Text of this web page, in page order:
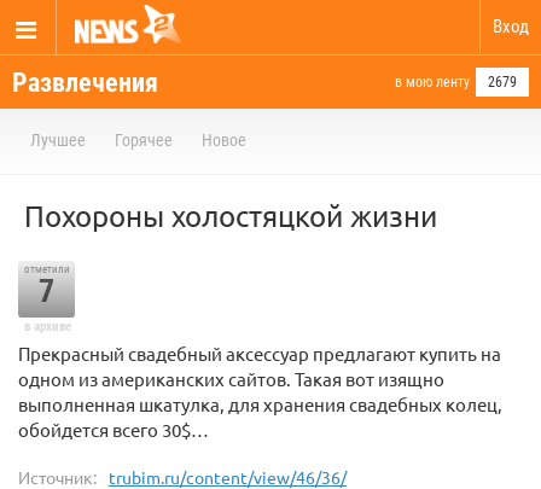
Вход
Развлечения в мою ленту 2679
Лучшее Горячее Новое
Похороны холостяцкой жизни
отметили
7
в архиве
Прекрасный свадебный аксессуар предлагают купить на
одном из американских сайтов. Такая вот изящно
выполненная шкатулка, для хранения свадебных колец,
обойдется всего 30$…
Источник: trubim.ru/content/view/46/36/